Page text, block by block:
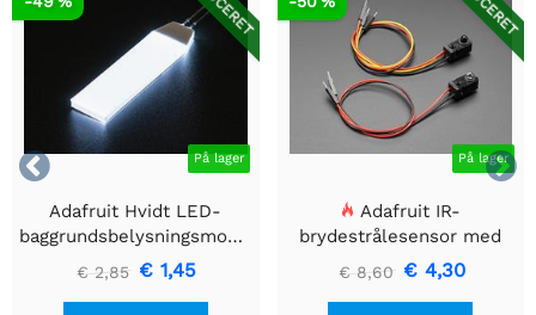

 På lager
Adafruit Hvidt LED-
baggrundsbelysningsmodul
- Lille 12mm x 40mm
€ 2,85 € 1,45
På lager
Adafruit IR-
brydestrålesensor med
premium ledningsstuds -
5 mm LED'er
€ 8,60 € 4,30